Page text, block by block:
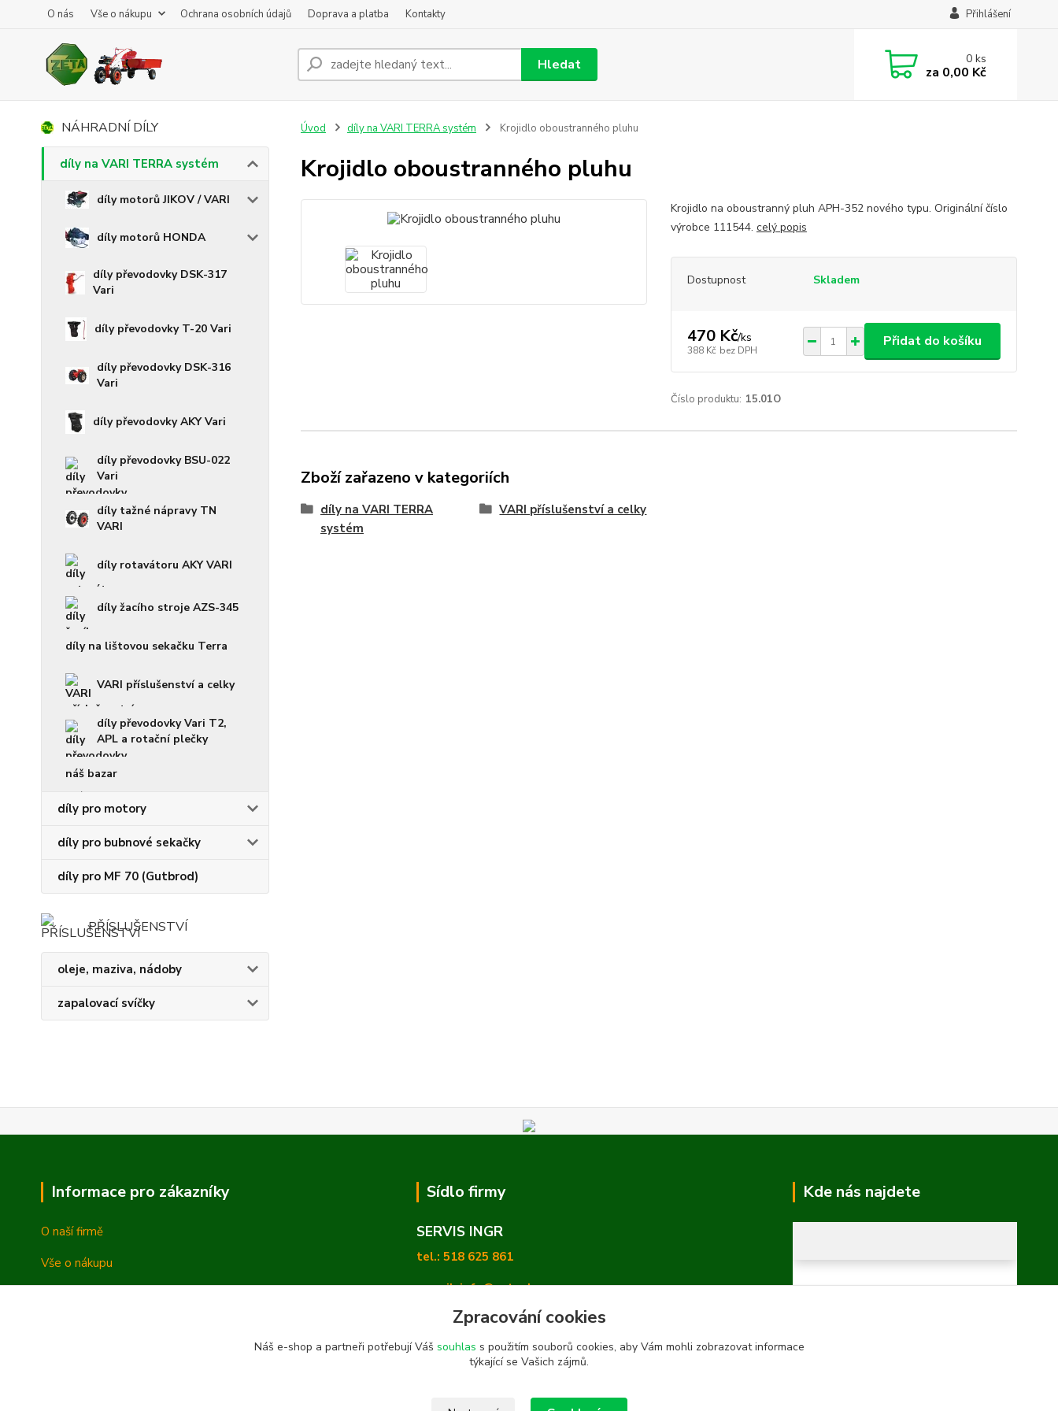
O nás Vše o nákupu Ochrana osobních údajů Doprava a platba Kontakty Přihlášení
Hledat 0ks
za 0,00 Kč
NÁHRADNÍ DÍLY
díly na VARI TERRA systém
díly motorů JIKOV / VARI
díly motorů HONDA
díly převodovky DSK-317
Vari
díly převodovky T-20 Vari
díly převodovky DSK-316
Vari
díly převodovky AKY Vari
díly převodovky BSU-022
Vari
díly tažné nápravy TN
VARI
díly rotavátoru AKY VARI
díly žacího stroje AZS-345
díly na lištovou sekačku Terra
VARI příslušenství a celky
díly převodovky Vari T2,
APL a rotační plečky
náš bazar
díly pro motory
díly pro bubnové sekačky
díly pro MF 70 (Gutbrod)
PŘÍSLUŠENSTVÍ
oleje, maziva, nádoby
zapalovací svíčky
Úvod díly na VARI TERRA systém Krojidlo oboustranného pluhu
Krojidlo oboustranného pluhu
Krojidlo na oboustranný pluh APH-352 nového typu. Originální číslo
výrobce 111544. celý popis
Dostupnost Skladem
470 Kč/ks
388 Kč bez DPH
Přidat do košíku
Číslo produktu: 15.01O
Zboží zařazeno v kategoriích
díly na VARI TERRA
systém
VARI příslušenství a celky
Informace pro zákazníky
O naší firmě
Vše o nákupu
Sídlo firmy
SERVIS INGR
tel.: 518 625 861
e-mail: info@zetashop.cz
Mgr. Olga Hradilová, Ph. D.
Skoronice 169, Vlkoš 696 41
Kde nás najdete
Zpracování cookies
Náš e-shop a partneři potřebují Váš souhlas s použitím souborů cookies, aby Vám mohli zobrazovat informace
týkající se Vašich zájmů.